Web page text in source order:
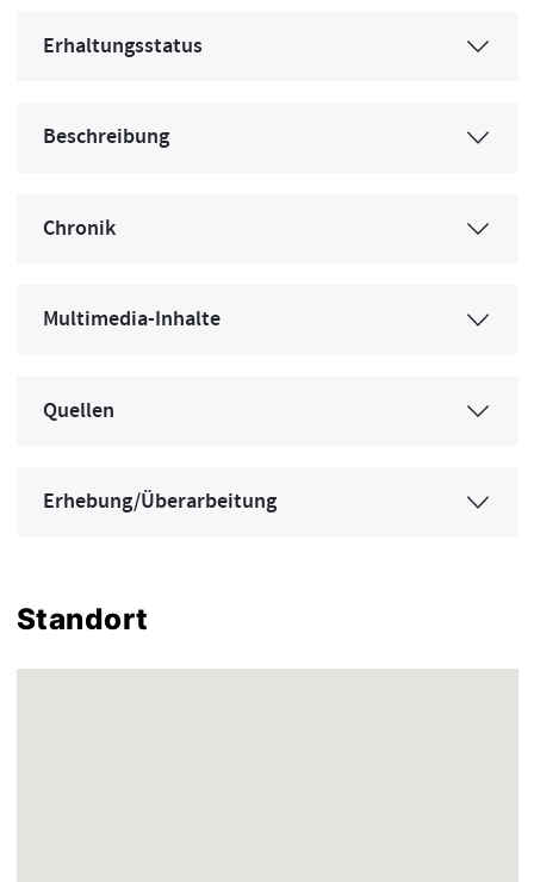
Erhaltungsstatus
Beschreibung
Chronik
Multimedia-Inhalte
Quellen
Erhebung/Überarbeitung
Standort